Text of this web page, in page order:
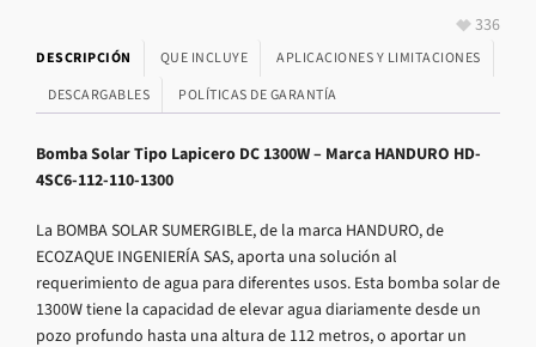
336
DESCRIPCIÓN QUE INCLUYE
APLICACIONES Y LIMITACIONES
DESCARGABLES
POLÍTICAS DE GARANTÍA
Bomba Solar Tipo Lapicero DC 1300W – Marca HANDURO HD-
4SC6-112-110-1300
La BOMBA SOLAR SUMERGIBLE, de la marca HANDURO, de
ECOZAQUE INGENIERÍA SAS, aporta una solución al
requerimiento de agua para diferentes usos. Esta bomba solar de
1300W tiene la capacidad de elevar agua diariamente desde un
pozo profundo hasta una altura de 112 metros, o aportar un